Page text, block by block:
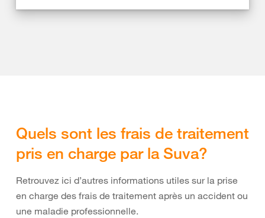
Quels sont les frais de traitement
pris en charge par la Suva?
Retrouvez ici d’autres informations utiles sur la prise
en charge des frais de traitement après un accident ou
une maladie professionnelle.